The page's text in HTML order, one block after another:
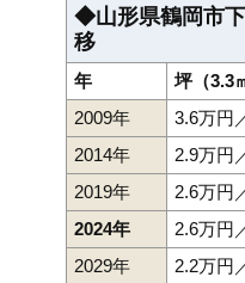
◆山形県鶴岡市
移
年
坪（3.3
2009年
3.6万円
2014年
2.9万円
2019年
2.6万円
2024年
2.6万円
2029年
2.2万円